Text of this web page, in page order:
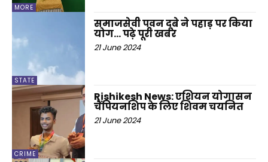
MORE
STATE
समाजसेवी पवन दूबे ने पहाड़ पर किया
योग… पढ़े पूरी खबर
21 June 2024
CRIME
Rishikesh News: एशियन योगासन
चैंपियनशिप के लिए शिवम चयनित
21 June 2024